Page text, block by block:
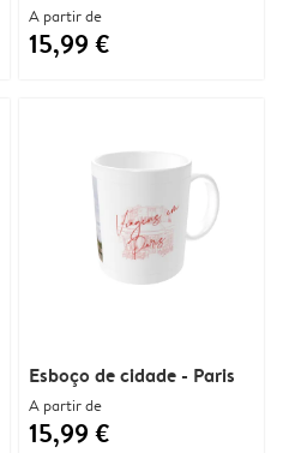
A partir de
15,99 €
Esboço de cidade - Paris
A partir de
15,99 €